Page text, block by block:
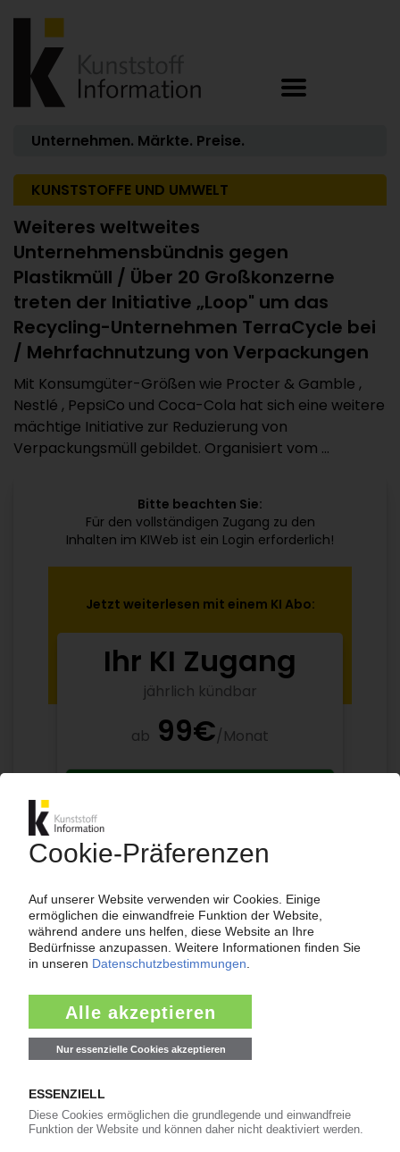
Unternehmen. Märkte. Preise.
KUNSTSTOFFE UND UMWELT
Weiteres weltweites
Unternehmensbündnis gegen
Plastikmüll / Über 20 Großkonzerne
treten der Initiative „Loop" um das
Recycling-Unternehmen TerraCycle bei
/ Mehrfachnutzung von Verpackungen
Mit Konsumgüter-Größen wie Procter & Gamble ,
Nestlé , PepsiCo und Coca-Cola hat sich eine weitere
mächtige Initiative zur Reduzierung von
Verpackungsmüll gebildet. Organisiert vom ...
Bitte beachten Sie:
Für den vollständigen Zugang zu den
Inhalten im KIWeb ist ein Login erforderlich!
Jetzt weiterlesen mit einem KI Abo:
Ihr KI Zugang
jährlich kündbar
ab 99€/Monat
anmelden!
Mehr zu ...
Alliance to End Plastic Waste
Beiersdorf